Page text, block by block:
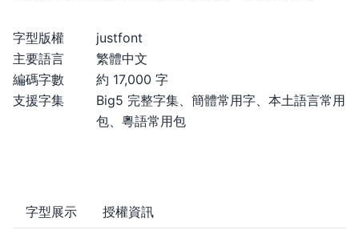
字型版權
justfont
主要語言
繁體中文
編碼字數
約 17,000 字
支援字集
Big5 完整字集、簡體常用字、本土語言常用
包、粵語常用包
字型展示 授權資訊